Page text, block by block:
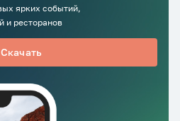
ярких событий,
и ресторанов
Скачать